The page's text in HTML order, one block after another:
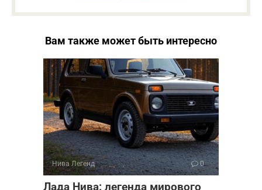
Вам также может быть интересно
Нива Легенд 0
Лада Нива: легенда мирового